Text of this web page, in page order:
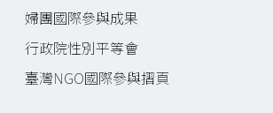
婦團國際參與成果
行政院性別平等會
臺灣NGO國際參與摺頁